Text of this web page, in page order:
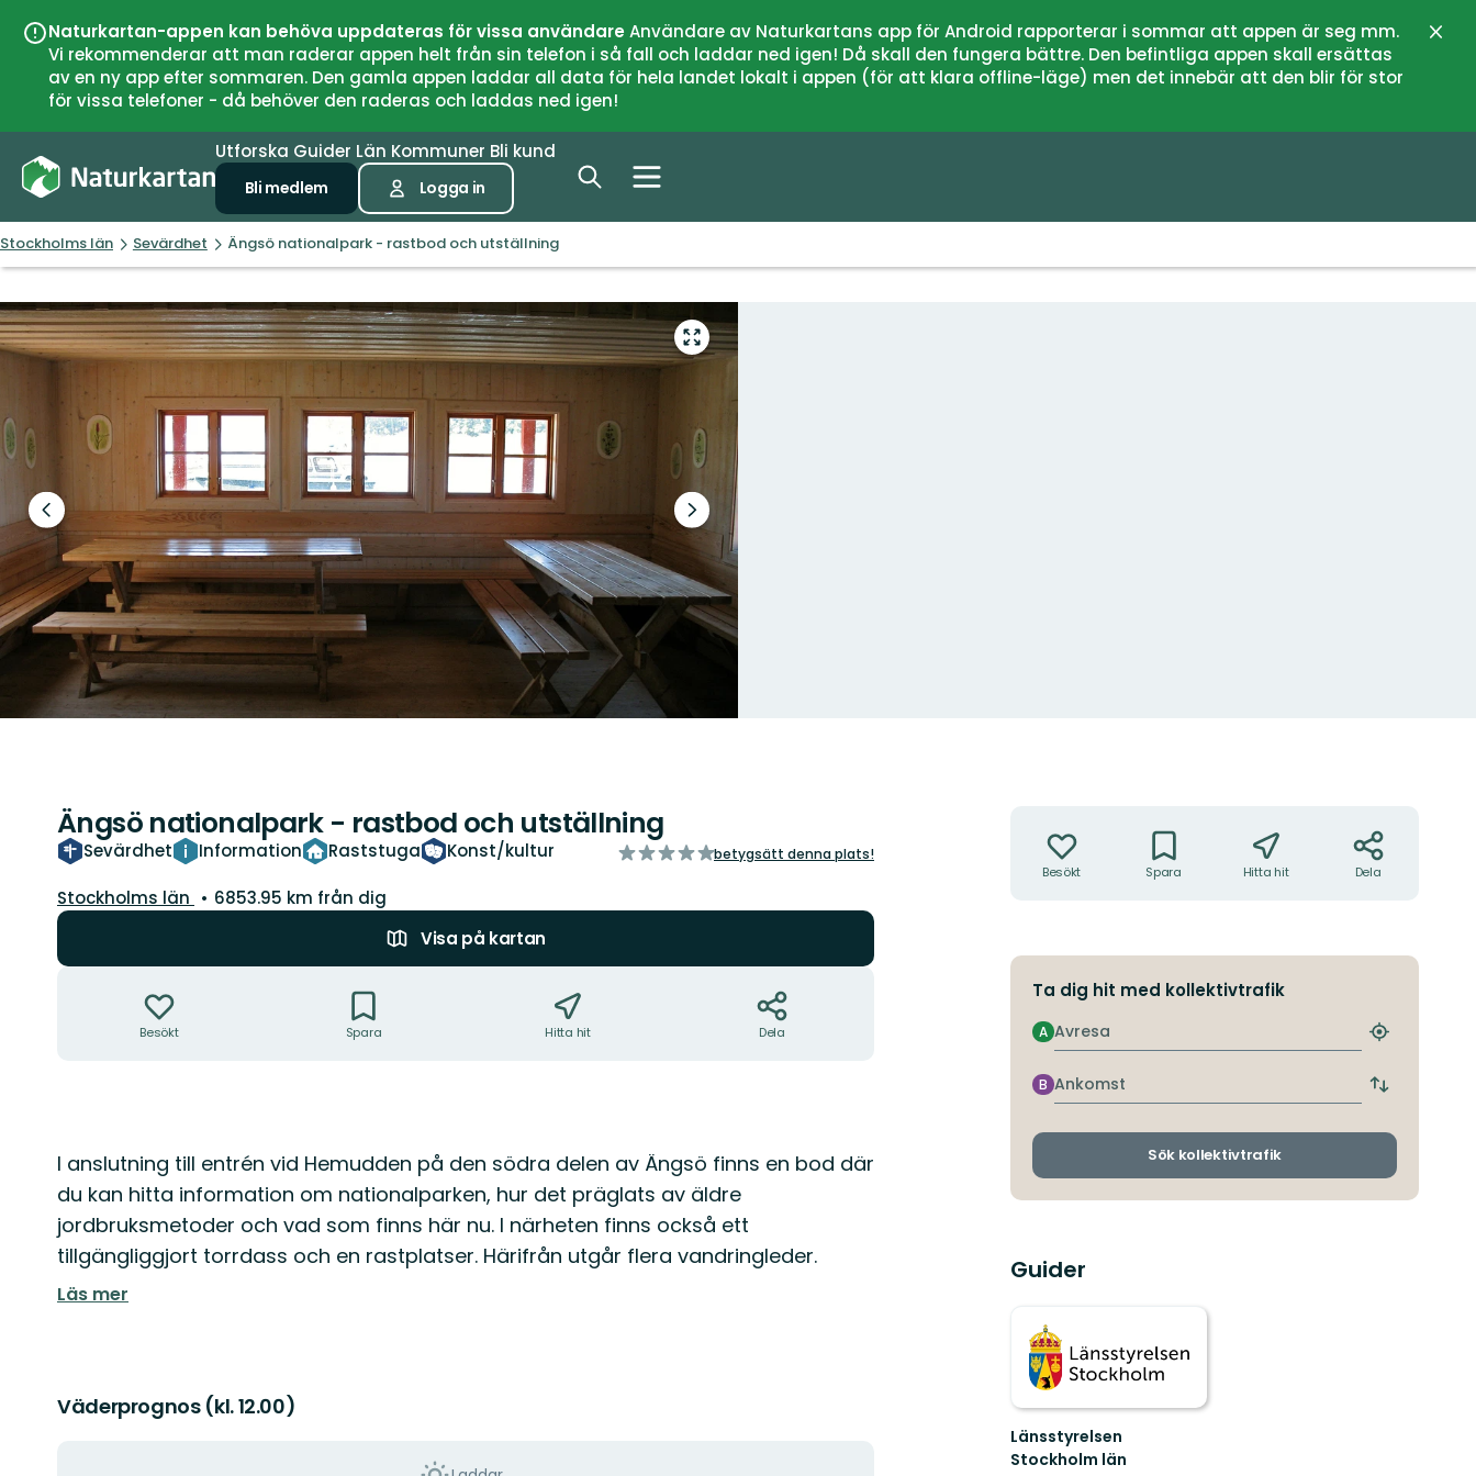
Naturkartan-appen kan behöva uppdateras för vissa användareAnvändare av Naturkartans app för Android rapporterar i sommar att appen är seg mm.
Vi rekommenderar att man raderar appen helt från sin telefon i så fall och laddar ned igen! Då skall den fungera bättre. Den befintliga appen skall ersättas
av en ny app efter sommaren. Den gamla appen laddar all data för hela landet lokalt i appen (för att klara offline-läge) men det innebär att den blir för stor
för vissa telefoner - då behöver den raderas och laddas ned igen!
Utforska Guider Län Kommuner Bli kund
Bli medlem Logga in
Stockholms län Sevärdhet Ängsö nationalpark - rastbod och utställning
Gå
till
Föregående
bild
Nästa
bildspel
Ängsö nationalpark - rastbod och utställning
Sevärdhet Information Raststuga Konst/kultur
av
betygsätt denna plats!
Län:
Stockholms län
6853.95 km från dig
Visa på kartan
Besökt Spara Hitta hit Dela
Beskrivning
I anslutning till entrén vid Hemudden på den södra delen av Ängsö finns en bod där
du kan hitta information om nationalparken, hur det präglats av äldre
jordbruksmetoder och vad som finns här nu. I närheten finns också ett
tillgängliggjort torrdass och en rastplatser. Härifrån utgår flera vandringleder.
Läs mer
Väderprognos (kl. 12.00)
Besökt Spara Hitta hit Dela
Ta dig hit med kollektivtrafik
Avresa
A
Hitta
hållplats
Ankomst
B
Byt
och
Sök kollektivtrafik
Guider
Länsstyrelsen
Stockholm län